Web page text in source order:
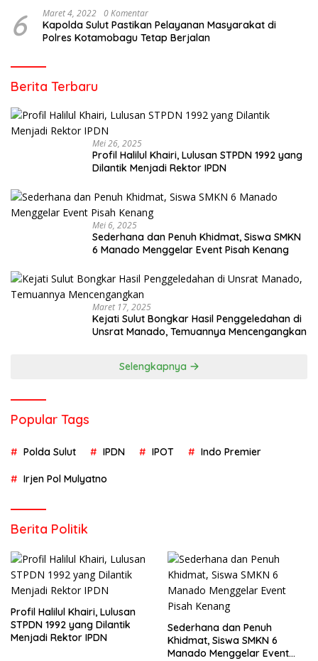
6 Maret 4, 2022 0 Komentar
Kapolda Sulut Pastikan Pelayanan Masyarakat di
Polres Kotamobagu Tetap Berjalan
Berita Terbaru
Mei 26, 2025
Profil Halilul Khairi, Lulusan STPDN 1992 yang
Dilantik Menjadi Rektor IPDN
Mei 6, 2025
Sederhana dan Penuh Khidmat, Siswa SMKN
6 Manado Menggelar Event Pisah Kenang
Maret 17, 2025
Kejati Sulut Bongkar Hasil Penggeledahan di
Unsrat Manado, Temuannya Mencengangkan
Selengkapnya
Popular Tags
Polda Sulut IPDN IPOT Indo Premier
Irjen Pol Mulyatno
Berita Politik
Profil Halilul Khairi, Lulusan
STPDN 1992 yang Dilantik
Menjadi Rektor IPDN
Sederhana dan Penuh
Khidmat, Siswa SMKN 6
Manado Menggelar Event